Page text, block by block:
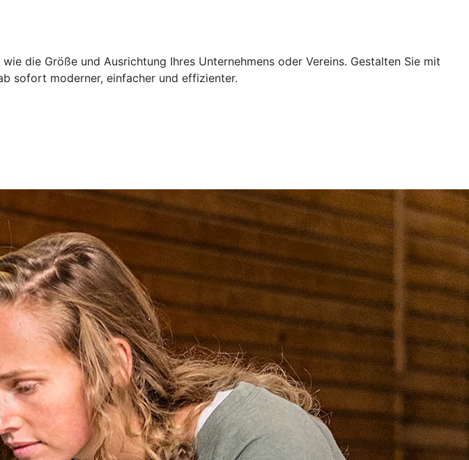
die Größe und Ausrichtung Ihres Unternehmens oder Vereins. Gestalten Sie mit
sofort moderner, einfacher und effizienter.